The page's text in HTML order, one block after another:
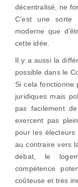
décentralisé, ne
C’est une sorte
moderne que
cette idée.
Il y a aussi la
possible dans le
Si cela fonctionne
juridiques mais
pas facilement
exercent pas
pour les
au contraire vers
débat, le
compétence
coûteuse et très